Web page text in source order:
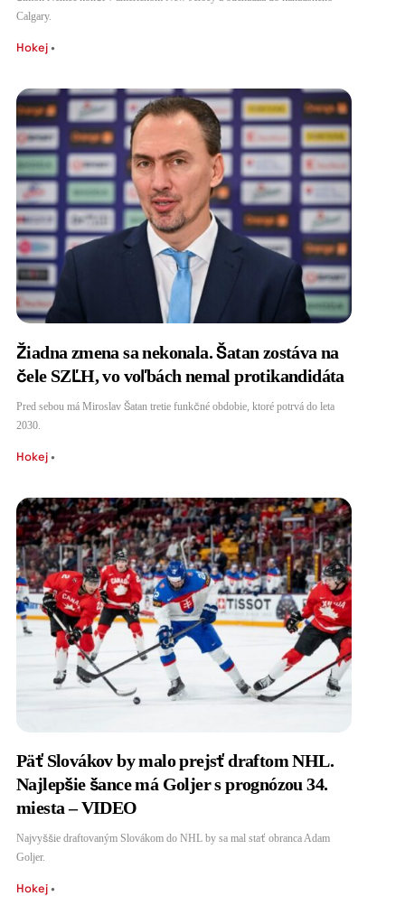
Calgary.
Hokej•
Žiadna zmena sa nekonala. Šatan zostáva na
čele SZĽH, vo voľbách nemal protikandidáta
Pred sebou má Miroslav Šatan tretie funkčné obdobie, ktoré potrvá do leta
2030.
Hokej•
Päť Slovákov by malo prejsť draftom NHL.
Najlepšie šance má Goljer s prognózou 34.
miesta – VIDEO
Najvyššie draftovaným Slovákom do NHL by sa mal stať obranca Adam
Goljer.
Hokej•